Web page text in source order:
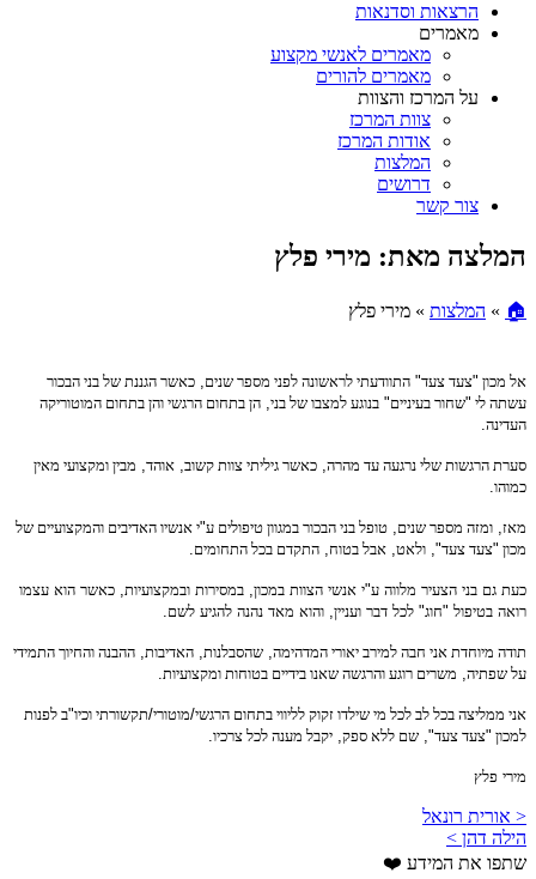
הרצאות וסדנאות
מאמרים
מאמרים לאנשי מקצוע
מאמרים להורים
על המרכז והצוות
צוות המרכז
אודות המרכז
המלצות
דרושים
צור קשר
המלצה מאת: מירי פלץ
🏠
» המלצות » מירי פלץ
אל מכון "צעד צעד" התוודעתי לראשונה לפני מספר שנים, כאשר הגננת של בני הבכור
עשתה לי "שחור בעיניים" בנוגע למצבו של בני, הן בתחום הרגשי והן בתחום המוטוריקה
העדינה.
סערת הרגשות שלי נרגעה עד מהרה, כאשר גיליתי צוות קשוב, אוהד, מבין ומקצועי מאין
כמוהו.
מאז, ומזה מספר שנים, טופל בני הבכור במגוון טיפולים ע"י אנשיו האדיבים והמקצועיים של
מכון "צעד צעד", ולאט, אבל בטוח, התקדם בכל התחומים.
כעת גם בני הצעיר מלווה ע"י אנשי הצוות במכון, במסירות ובמקצועיות, כאשר הוא עצמו
רואה בטיפול "חוג" לכל דבר ועניין, והוא מאד נהנה להגיע לשם.
תודה מיוחדת אני חבה למירב יאורי המדהימה, שהסבלנות, האדיבות, ההבנה והחיוך התמידי
על שפתיה, משרים רוגע והרגשה שאנו בידיים בטוחות ומקצועיות.
אני ממליצה בכל לב לכל מי שילדו זקוק לליווי בתחום הרגשי/מוטורי/תקשורתי וכיו"ב לפנות
למכון "צעד צעד", שם ללא ספק, יקבל מענה לכל צרכיו.
מירי פלץ
< אורית רונאל
הילה דהן >
שתפו את המידע ❤️